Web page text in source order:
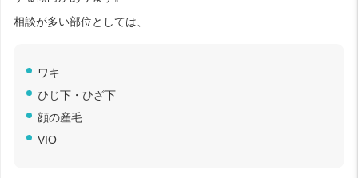
相談が多い部位としては、
ワキ
ひじ下・ひざ下
顔の産毛
VIO